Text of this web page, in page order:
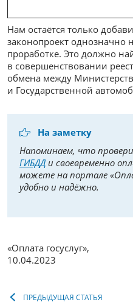
Нам остаётся только
законопроект однозначно
проработке. Это должно
в совершенствовании
обмена между
и Государственной
На заметку
Напоминаем, что
ГИБДДи своевременно
можете на портале
удобно и надёжно.
«Оплата госуслуг»,
10.04.2023
ПРЕДЫДУЩАЯ СТАТЬЯ